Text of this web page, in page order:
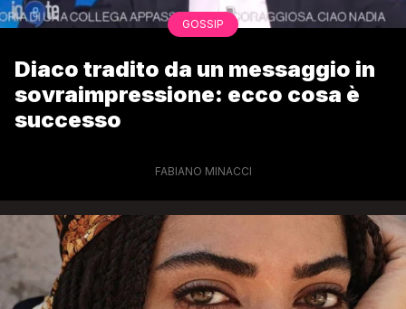
GOSSIP
Diaco tradito da un messaggio in
sovraimpressione: ecco cosa è
successo
FABIANO MINACCI